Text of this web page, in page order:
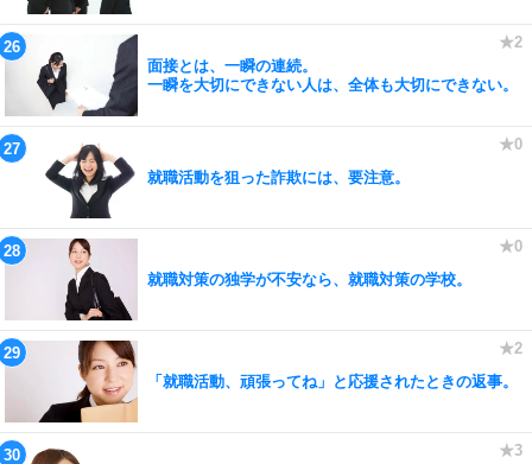
面接とは、一瞬の連続。
一瞬を大切にできない人は、全体も大切にできない。
就職活動を狙った詐欺には、要注意。
就職対策の独学が不安なら、就職対策の学校。
「就職活動、頑張ってね」と応援されたときの返事。